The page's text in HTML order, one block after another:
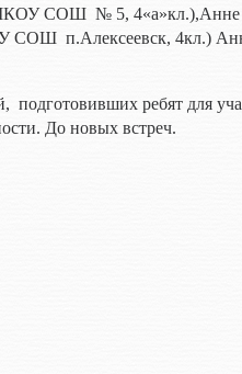
СОШ № 5, 4«а»кл.),Анне
п.Алексеевск, 4кл.)
подготовивших ребят для
До новых встреч.